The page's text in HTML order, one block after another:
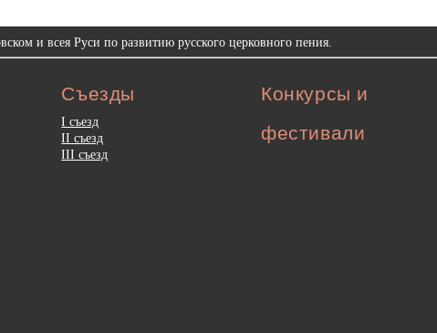
и всея Руси по развитию русского церковного пения.
Съезды
I съезд
II съезд
III съезд
Конкурсы и
фестивали